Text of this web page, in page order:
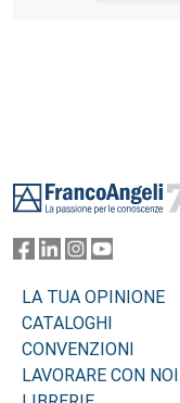
LA TUA OPINIONE
CATALOGHI
CONVENZIONI
LAVORARE CON NOI